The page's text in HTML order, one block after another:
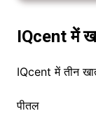
IQcent में
IQcent में तीन
पीतल